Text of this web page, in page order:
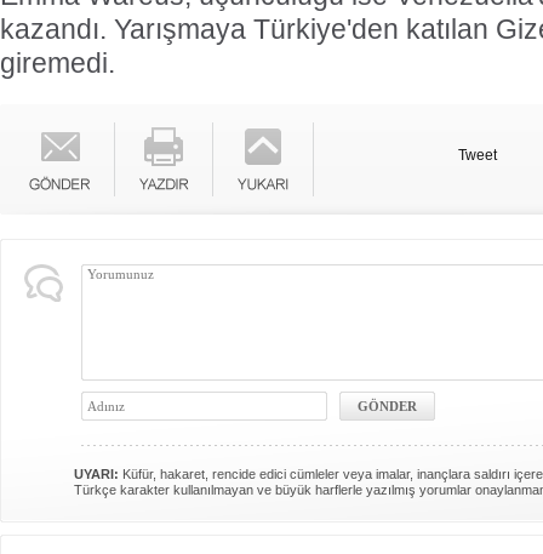
kazandı. Yarışmaya Türkiye'den katılan
giremedi.
Tweet
UYARI: Küfür, hakaret, rencide edici cümleler veya imalar, inançlara saldırı
Türkçe karakter kullanılmayan ve büyük harflerle yazılmış yorumlar